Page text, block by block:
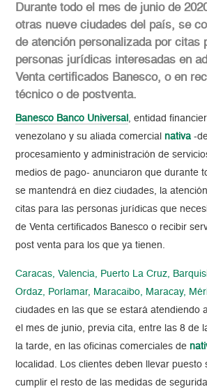
Durante todo el mes de junio de
otras nueve ciudades del país, se
de atención personalizada por citas
personas jurídicas interesadas en
Venta certificados Banesco, o en
técnico o de postventa.
Banesco Banco Universal , entidad
venezolano y su aliada comercial nativa -
procesamiento y administración de
medios de pago- anunciaron que durante
se mantendrá en diez ciudades, la
citas para las personas jurídicas que
de Venta certificados Banesco o recibir
post venta para los que ya tienen.
Caracas, Valencia, Puerto La Cruz,
Ordaz, Porlamar, Maracaibo, Maracay,
ciudades en las que se estará atendiendo
el mes de junio, previa cita, entre las 8 de
la tarde, en las oficinas comerciales de
localidad. Los clientes deben llevar puesto
cumplir el resto de las medidas de